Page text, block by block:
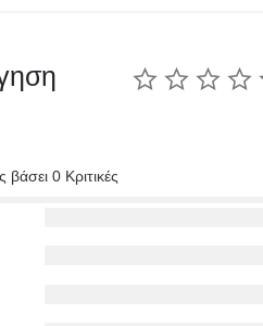
0 Κριτικές